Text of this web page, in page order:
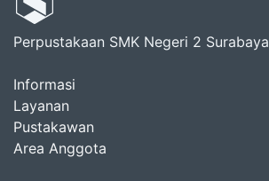
Perpustakaan SMK Negeri 2 Surabaya
Informasi
Layanan
Pustakawan
Area Anggota